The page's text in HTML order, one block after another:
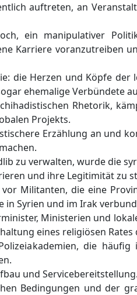
auftreten, an
ein manipulativer
Karriere voranzutreiben
die Herzen und Köpfe
ehemalige Verbündete
Rhetorik,
Projekts.
Erzählung an und
zu verwalten, wurde die
und ihre Legitimität zu
Militanten, die eine
in Syrien und im Irak
Ministerien und
eines religiösen Rates
die
und Servicebereitstellung.
Bedingungen und der